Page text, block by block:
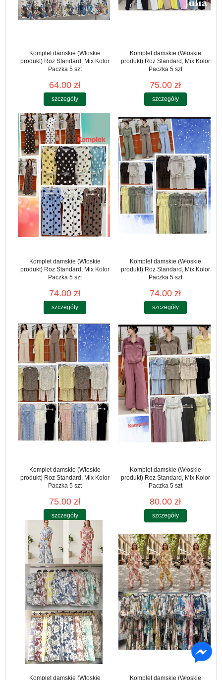
Komplet damskie (Włoskie
produkt) Roz Standard, Mix Kolor
Paczka 5 szt
64.00 zł
szczegóły
Komplet damskie (Włoskie
produkt) Roz Standard, Mix Kolor
Paczka 5 szt
75.00 zł
szczegóły
Komplet damskie (Włoskie
produkt) Roz Standard, Mix Kolor
Paczka 5 szt
74.00 zł
szczegóły
Komplet damskie (Włoskie
produkt) Roz Standard, Mix Kolor
Paczka 5 szt
74.00 zł
szczegóły
Komplet damskie (Włoskie
produkt) Roz Standard, Mix Kolor
Paczka 5 szt
75.00 zł
szczegóły
Komplet damskie (Włoskie
produkt) Roz Standard, Mix Kolor
Paczka 5 szt
80.00 zł
szczegóły
Komplet damskie (Włoskie Komplet damskie (Włoskie